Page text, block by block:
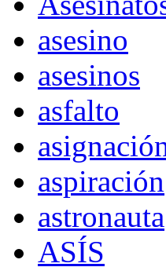
asesino
asesinos
asfalto
aspiración
astronauta
ASÍS